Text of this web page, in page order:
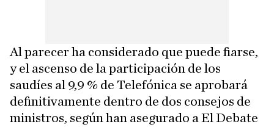
Al parecer ha considerado que puede fiarse,
y el ascenso de la participación de los
saudíes al 9,9 % de Telefónica se aprobará
definitivamente dentro de dos consejos de
ministros, según han asegurado a El Debate